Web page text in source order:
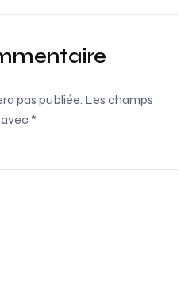
pas publiée. Les champs
*